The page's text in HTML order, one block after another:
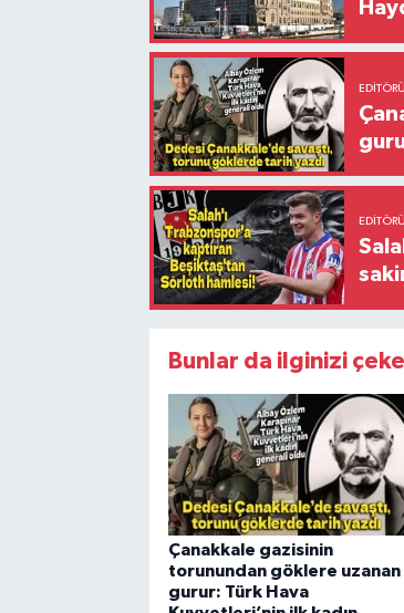
Bunlar da ilginizi
Çanakkale gazisinin
torunundan göklere uzanan
gurur: Türk Hava